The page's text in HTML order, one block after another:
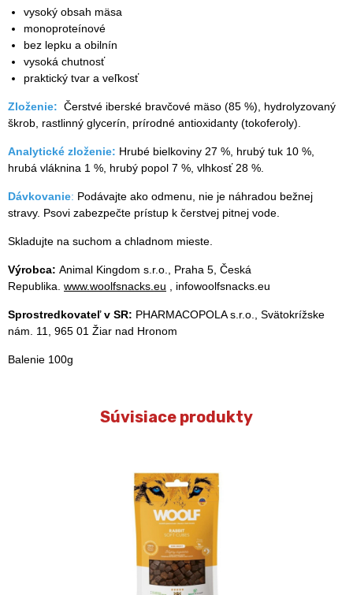
vysoký obsah mäsa
monoproteínové
bez lepku a obilnín
vysoká chutnosť
praktický tvar a veľkosť
Zloženie: Čerstvé iberské bravčové mäso (85 %), hydrolyzovaný
škrob, rastlinný glycerín, prírodné antioxidanty (tokoferoly).
Analytické zloženie: Hrubé bielkoviny 27 %, hrubý tuk 10 %,
hrubá vláknina 1 %, hrubý popol 7 %, vlhkosť 28 %.
Dávkovanie: Podávajte ako odmenu, nie je náhradou bežnej
stravy. Psovi zabezpečte prístup k čerstvej pitnej vode.
Skladujte na suchom a chladnom mieste.
Výrobca: Animal Kingdom s.r.o., Praha 5, Česká
Republika. www.woolfsnacks.eu , infowoolfsnacks.eu
Sprostredkovateľ v SR: PHARMACOPOLA s.r.o., Svätokrížske
nám. 11, 965 01 Žiar nad Hronom
Balenie 100g
Súvisiace produkty